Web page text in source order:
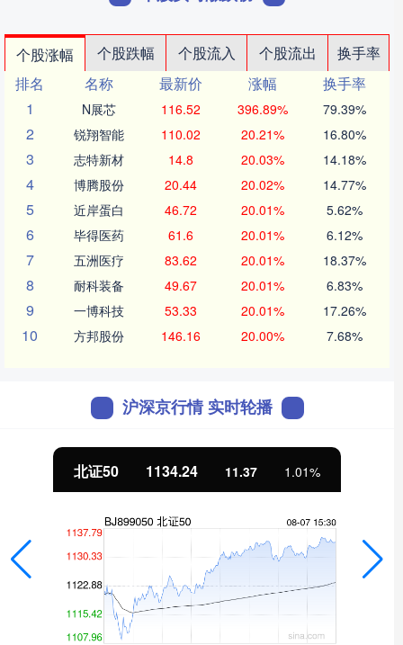
个股涨幅 个股跌幅 个股流入 个股流出
换手率
排名
名称 最新价 涨幅
换手率
1
N展芯 116.52 396.89% 79.39%
2 锐翔智能 110.02 20.21% 16.80%
3 志特新材 14.8 20.03% 14.18%
4 博腾股份 20.44 20.02% 14.77%
5 近岸蛋白 46.72 20.01% 5.62%
6 毕得医药 61.6 20.01% 6.12%
7 五洲医疗 83.62 20.01% 18.37%
8 耐科装备 49.67 20.01% 6.83%
9 一博科技 53.33 20.01% 17.26%
10 方邦股份 146.16 20.00% 7.68%
沪深京行情 实时轮播
北证50 1134.24 11.37 1.01%